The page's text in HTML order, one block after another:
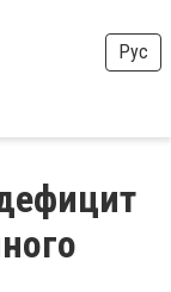
Рус